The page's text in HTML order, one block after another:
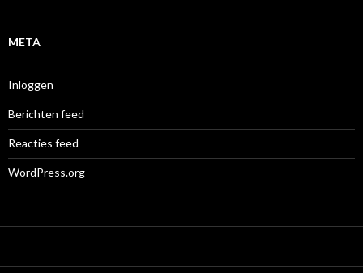
META
Inloggen
Berichten feed
Reacties feed
WordPress.org